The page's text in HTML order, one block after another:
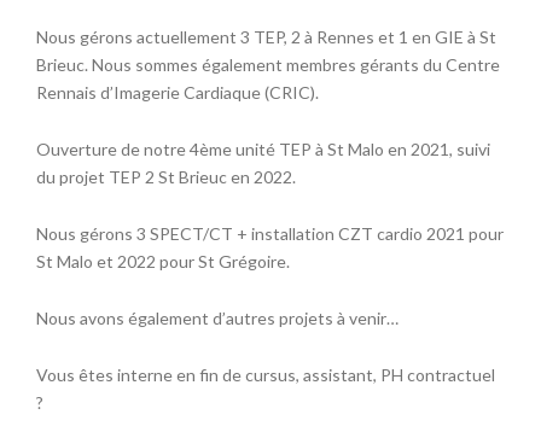
Nous gérons actuellement 3 TEP, 2 à Rennes et 1 en GIE à St
Brieuc. Nous sommes également membres gérants du Centre
Rennais d’Imagerie Cardiaque (CRIC).
Ouverture de notre 4ème unité TEP à St Malo en 2021, suivi
du projet TEP 2 St Brieuc en 2022.
Nous gérons 3 SPECT/CT + installation CZT cardio 2021 pour
St Malo et 2022 pour St Grégoire.
Nous avons également d’autres projets à venir…
Vous êtes interne en fin de cursus, assistant, PH contractuel
?